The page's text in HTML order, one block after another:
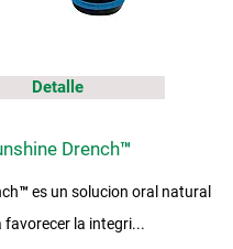
Detalle
Drench™
es un solucion oral natural
favorecer la integri...